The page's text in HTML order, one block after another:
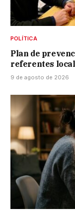
POLÍTICA
Plan de
referentes
9 de agosto de 2026